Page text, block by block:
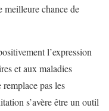
meilleure chance de
l’expression
et aux maladies
remplace pas les
s’avère être un outil